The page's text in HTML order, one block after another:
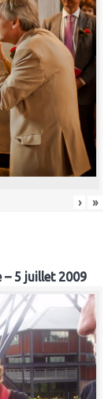
› »
– 5 juillet 2009